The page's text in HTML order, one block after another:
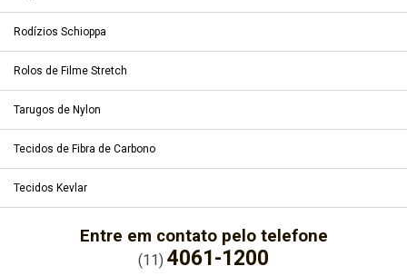
Rodízios Schioppa
Rolos de Filme Stretch
Tarugos de Nylon
Tecidos de Fibra de Carbono
Tecidos Kevlar
Entre em contato pelo telefone
(11) 4061-1200